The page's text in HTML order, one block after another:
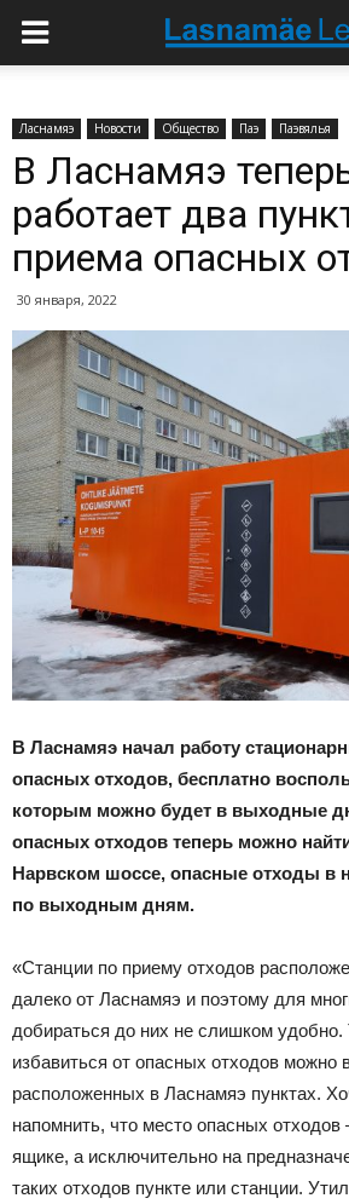
Ласнамяэ Новости Общество Паэ Паэвялья
В Ласнамяэ
работает два
приема опасных
30 января, 2022
В Ласнамяэ начал работу
опасных отходов, бесплатно
которым можно будет в выходные
опасных отходов теперь можно
Нарвском шоссе, опасные отходы в
по выходным дням.
«Станции по приему отходов
далеко от Ласнамяэ и поэтому для
добираться до них не слишком удобно.
избавиться от опасных отходов можно
расположенных в Ласнамяэ пунктах.
напомнить, что место опасных
ящике, а исключительно на
таких отходов пункте или станции.